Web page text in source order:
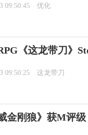
09:50:45 优化
《这龙带刀》
09:50:25 这龙带刀
金刚狼》获M评